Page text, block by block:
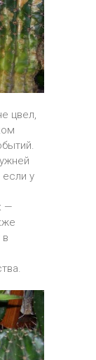
цвел,
если у
—
в